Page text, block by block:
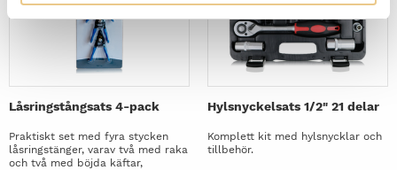
Låsringstångsats 4-pack
Praktiskt set med fyra stycken
låsringstänger, varav två med raka
och två med böjda käftar,
Hylsnyckelsats 1/2" 21 delar
Komplett kit med hylsnycklar och
tillbehör.